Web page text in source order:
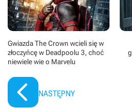
Gwiazda The Crown wcieli się w
złoczyńcę w Deadpoolu 3, choć
niewiele wie o Marvelu
NASTĘPNY